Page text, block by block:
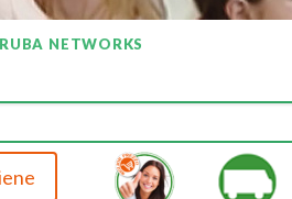
NETWORKS